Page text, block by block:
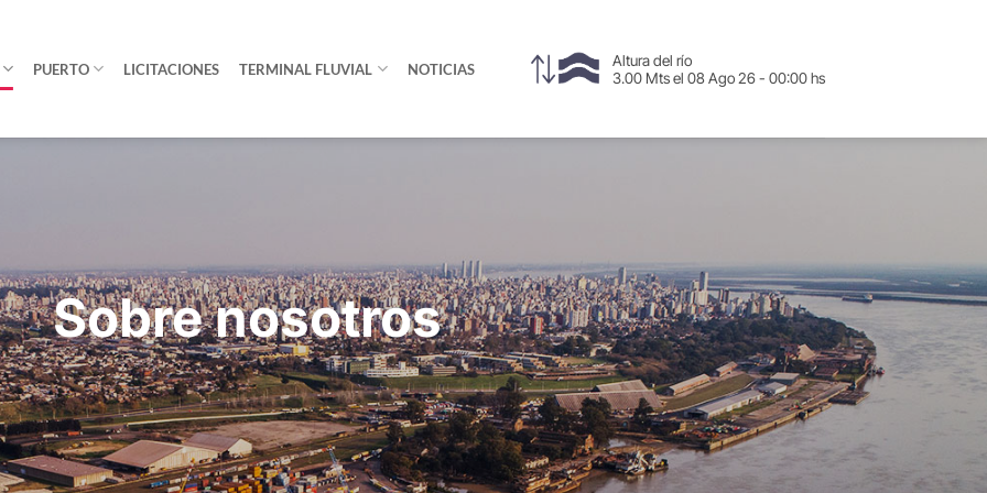
PUERTO LICITACIONES TERMINAL FLUVIAL NOTICIAS
Altura del río
3.00 Mts el 08 Ago 26 - 00:00 hs
Sobre nosotros